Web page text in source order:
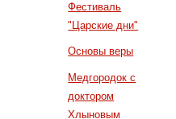
Фестиваль
"Царские дни"
Основы веры
Медгородок с
доктором
Хлыновым